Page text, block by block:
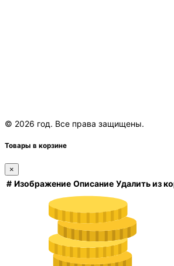
© 2026 год. Все права защищены.
Товары в корзине
×
# Изображение Описание Удалить из